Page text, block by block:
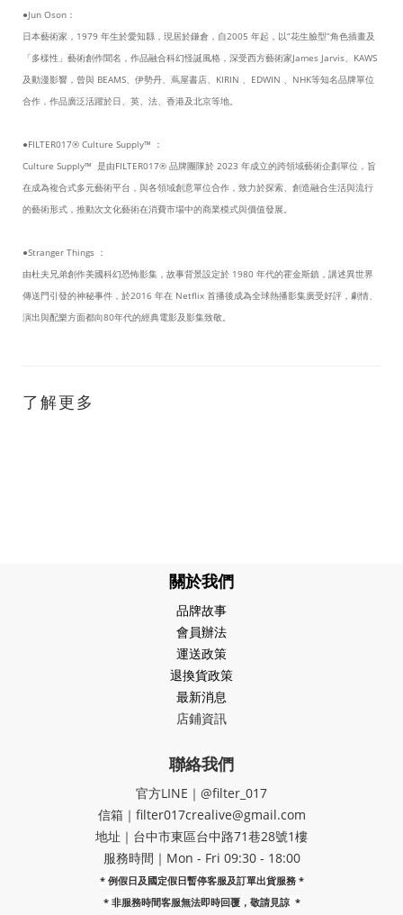
●Jun Oson：
日本藝術家，1979 年生於愛知縣，現居於鎌倉，自2005 年起，以“花生臉型”角色插畫及
「多樣性」藝術創作聞名，作品融合科幻怪誕風格，深受西方藝術家James Jarvis、KAWS
及動漫影響，曾與 BEAMS、伊勢丹、蔦屋書店、KIRIN 、EDWIN 、NHK等知名品牌單位
合作，作品廣泛活躍於日、英、法、香港及北京等地。
●FILTER017® Culture Supply™ ：
Culture Supply™ 是由FILTER017® 品牌團隊於 2023 年成立的跨領域藝術企劃單位，旨
在成為複合式多元藝術平台，與各領域創意單位合作，致力於探索、創造融合生活與流行
的藝術形式，推動次文化藝術在消費市場中的商業模式與價值發展。
●Stranger Things ：
由杜夫兄弟創作美國科幻恐怖影集，故事背景設定於 1980 年代的霍金斯鎮，講述異世界
傳送門引發的神秘事件，於2016 年在 Netflix 首播後成為全球熱播影集廣受好評，劇情、
演出與配樂方面都向80年代的經典電影及影集致敬。
了解更多
關於我們
品牌故事
會員辦法
運送政策
退換貨政策
最新消息
店鋪資訊
聯絡我們
官方LINE｜@filter_017
信箱｜filter017crealive@gmail.com
地址｜​台中市東區台中路71巷28號1樓
服務時間｜Mon - Fri 09:30 - 18:00
* 例假日及國定假日暫停客服及訂單出貨服務 *
* 非服務時間客服無法即時回覆，敬請見諒 *